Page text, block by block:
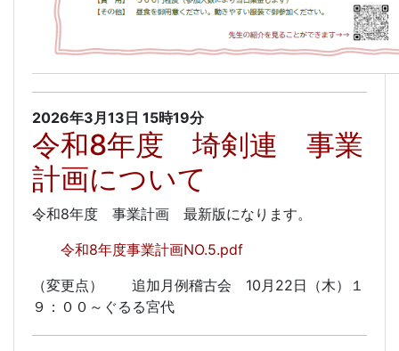
2026年3月13日 15時19分
令和8年度 埼剣連 事業
計画について
令和8年度 事業計画 最新版になります。
令和8年度事業計画NO.5.pdf
（変更点） 追加月例稽古会 10月22日（木）１
９：００～ぐるる宮代